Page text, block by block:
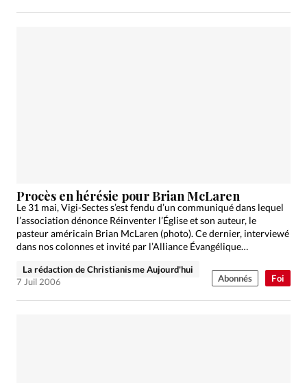
Foi
Procès en hérésie pour Brian McLaren
Le 31 mai, Vigi-Sectes s’est fendu d’un communiqué dans lequel
l’association dénonce Réinventer l’Église et son auteur, le
pasteur américain Brian McLaren (photo). Ce dernier, interviewé
dans nos colonnes et invité par l’Alliance Évangélique
La rédaction de Christianisme Aujourd'hui
7 Juil 2006
Abonnés